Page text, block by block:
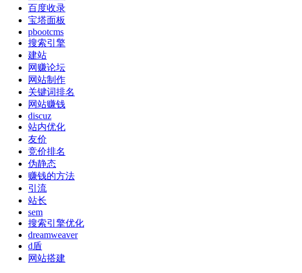
百度收录
宝塔面板
pbootcms
搜索引擎
建站
网赚论坛
网站制作
关键词排名
网站赚钱
discuz
站内优化
友价
竞价排名
伪静态
赚钱的方法
引流
站长
sem
搜索引擎优化
dreamweaver
d盾
网站搭建